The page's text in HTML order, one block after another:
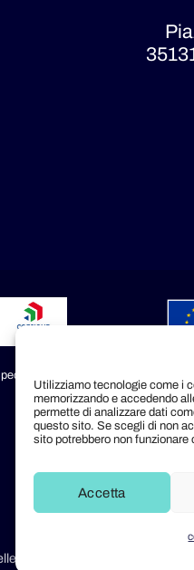
Utilizziamo tecnologie come i
memorizzando e accedendo
permette di analizzare dati
questo sito. Se scegli di non
sito potrebbero non funzionare
Accetta
femminile” con
Industrie, 15 - 30175 Marghera